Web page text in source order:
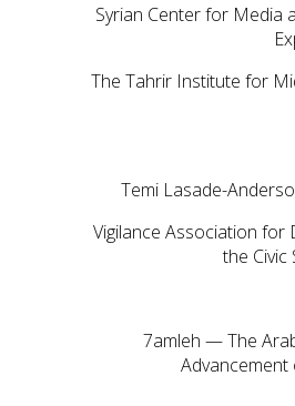
Syrian Center for Media
The Tahrir Institute for
Temi Lasade-
Vigilance Association for
the
7amleh — The
Advancement